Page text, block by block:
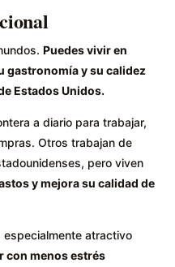
Puedes vivir en
gastronomía y su calidez
Estados Unidos.
a diario para trabajar,
Otros trabajan de
pero viven
y mejora su calidad de
especialmente atractivo
con menos estrés